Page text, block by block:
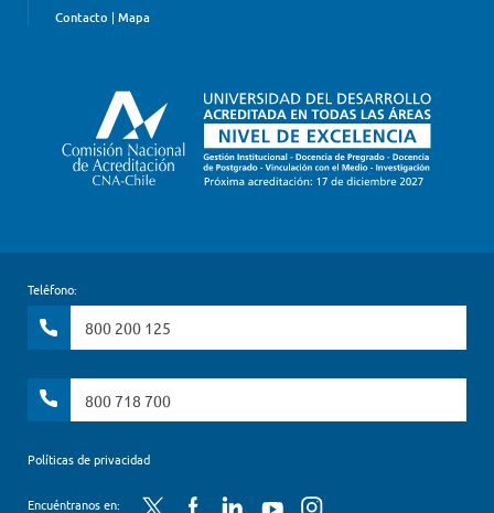
Contacto | Mapa
Teléfono:
800 200 125
800 718 700
Políticas de privacidad
Encuéntranos en: Twitter FacebookLinkedInYouTubeInstagram